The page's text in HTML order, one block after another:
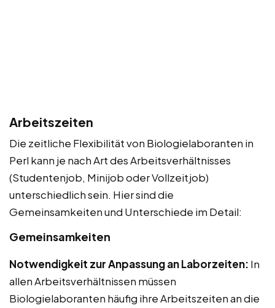
Arbeitszeiten
Die zeitliche Flexibilität von Biologielaboranten in
Perl kann je nach Art des Arbeitsverhältnisses
(Studentenjob, Minijob oder Vollzeitjob)
unterschiedlich sein. Hier sind die
Gemeinsamkeiten und Unterschiede im Detail:
Gemeinsamkeiten
Notwendigkeit zur Anpassung an Laborzeiten: In
allen Arbeitsverhältnissen müssen
Biologielaboranten häufig ihre Arbeitszeiten an die